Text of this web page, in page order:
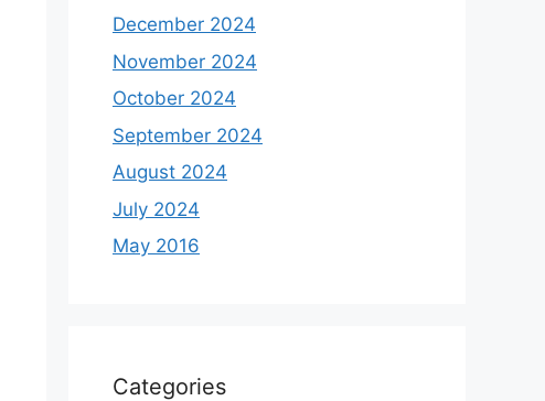
December 2024
November 2024
October 2024
September 2024
August 2024
July 2024
May 2016
Categories